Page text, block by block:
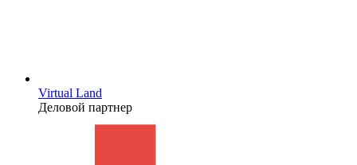
Virtual Land
Деловой партнер